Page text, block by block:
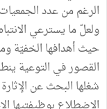
الرغم من عدد
ولعلّ ما يسترعي
حيث أهدافها الخفيّة
القصور في التوعية
شغلها البحث عن